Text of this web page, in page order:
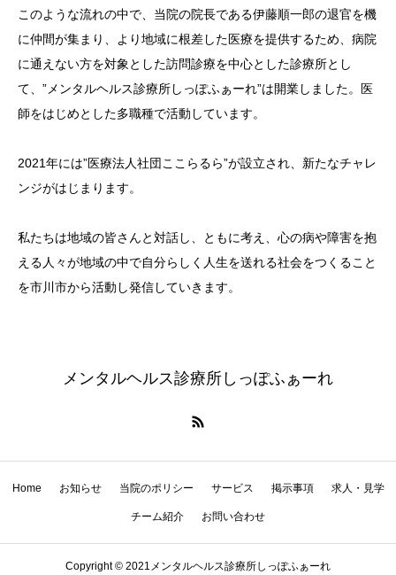
このような流れの中で、当院の院長である伊藤順一郎の退官を機
に仲間が集まり、より地域に根差した医療を提供するため、病院
に通えない方を対象とした訪問診療を中心とした診療所とし
て、”メンタルヘルス診療所しっぽふぁーれ”は開業しました。医
師をはじめとした多職種で活動しています。
2021年には”医療法人社団ここらるら”が設立され、新たなチャレ
ンジがはじまります。
私たちは地域の皆さんと対話し、ともに考え、心の病や障害を抱
える人々が地域の中で自分らしく人生を送れる社会をつくること
を市川市から活動し発信していきます。
メンタルヘルス診療所しっぽふぁーれ
Home お知らせ 当院のポリシー サービス 掲示事項 求人・見学
チーム紹介 お問い合わせ
Copyright © 2021メンタルヘルス診療所しっぽふぁーれ